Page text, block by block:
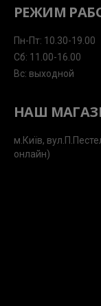
РЕЖИМ
Пн-Пт: 10.30-19.00
Сб: 11.00-16.00
Вс: выходной
НАШ
м.Київ,
онлайн)